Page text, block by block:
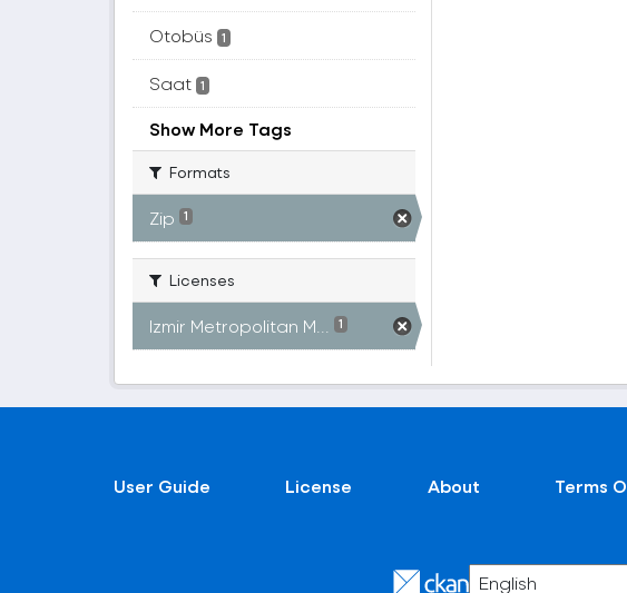
Otobüs 1
Saat 1
Show More Tags
Formats
Zip 1
Licenses
Izmir Metropolitan M... 1
User Guide License About Terms